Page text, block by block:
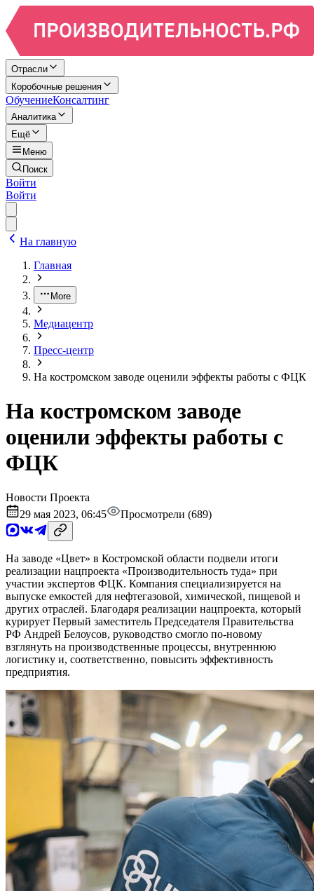
Отрасли
Коробочные решения
ОбучениеКонсалтинг
Аналитика
Ещё
Меню
Поиск
Войти
Войти
На главную
Главная
More
Медиацентр
Пресс-центр
На костромском заводе оценили эффекты работы с ФЦК
На костромском заводе
оценили эффекты работы с
ФЦК
Новости Проекта
29 мая 2023, 06:45
Просмотрели (689)
На заводе «Цвет» в Костромской области подвели итоги
реализации нацпроекта «Производительность туда» при
участии экспертов ФЦК. Компания специализируется на
выпуске емкостей для нефтегазовой, химической, пищевой и
других отраслей. Благодаря реализации нацпроекта, который
курирует Первый заместитель Председателя Правительства
РФ Андрей Белоусов, руководство смогло по-новому
взглянуть на производственные процессы, внутреннюю
логистику и, соответственно, повысить эффективность
предприятия.